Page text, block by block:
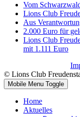
Vom
Lions Club
Aus
2.000 Euro für
Lions Club
mit 1.111 Euro
© Lions Club
Mobile Menu Toggle
Home
Aktuelles